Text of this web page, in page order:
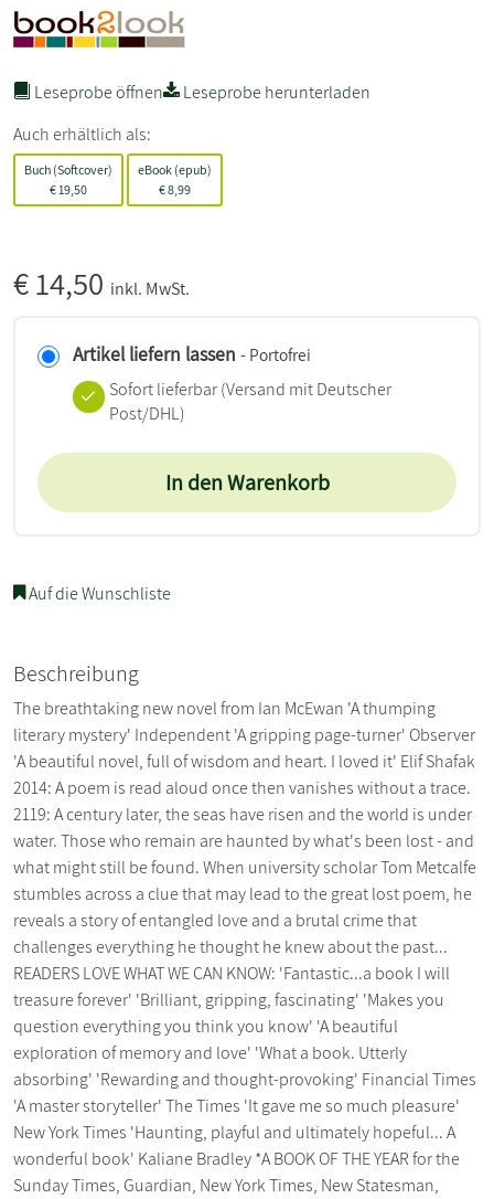
Leseprobe öffnen
Leseprobe herunterladen
Auch erhältlich als:
Buch (Softcover)
€ 19,50
eBook (epub)
€8,99
€14,50 inkl. MwSt.
Artikel liefern lassen - Portofrei
Sofort lieferbar(Versand mit Deutscher
Post/DHL)
In den Warenkorb
Auf die Wunschliste
Beschreibung
The breathtaking new novel from Ian McEwan 'A thumping
literary mystery' Independent 'A gripping page-turner' Observer
'A beautiful novel, full of wisdom and heart. I loved it' Elif Shafak
2014: A poem is read aloud once then vanishes without a trace.
2119: A century later, the seas have risen and the world is under
water. Those who remain are haunted by what's been lost - and
what might still be found. When university scholar Tom Metcalfe
stumbles across a clue that may lead to the great lost poem, he
reveals a story of entangled love and a brutal crime that
challenges everything he thought he knew about the past...
READERS LOVE WHAT WE CAN KNOW: 'Fantastic...a book I will
treasure forever' 'Brilliant, gripping, fascinating' 'Makes you
question everything you think you know' 'A beautiful
exploration of memory and love' 'What a book. Utterly
absorbing' 'Rewarding and thought-provoking' Financial Times
'A master storyteller' The Times 'It gave me so much pleasure'
New York Times 'Haunting, playful and ultimately hopeful... A
wonderful book' Kaliane Bradley *A BOOK OF THE YEAR for the
Sunday Times, Guardian, New York Times, New Statesman,